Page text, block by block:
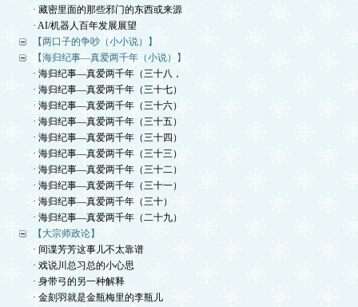
· 藏密里面的那些邪门的东西或来源
· AI/机器人百年发展展望
【两口子的争吵（小小说）】
【海归纪事—真爱两千年（小说）】
· 海归纪事—真爱两千年（三十八，
· 海归纪事—真爱两千年（三十七）
· 海归纪事—真爱两千年（三十六）
· 海归纪事—真爱两千年（三十五）
· 海归纪事—真爱两千年（三十四）
· 海归纪事—真爱两千年（三十三）
· 海归纪事—真爱两千年（三十二）
· 海归纪事—真爱两千年（三十一）
· 海归纪事—真爱两千年（三十）
· 海归纪事—真爱两千年（二十九）
【大宗师政论】
· 间谍芳芳这事儿不太靠谱
· 戏说川总习总的小心思
· 身带弓的另一种解释
· 金刻羽就是金瓶梅里的李瓶儿